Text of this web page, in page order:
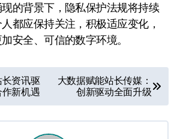
的背景下，隐私保护法规将持续
都应保持关注，积极适应变化，
安全、可信的数字环境。
资讯驱
新机遇
大数据赋能站长传媒：
创新驱动全面升级